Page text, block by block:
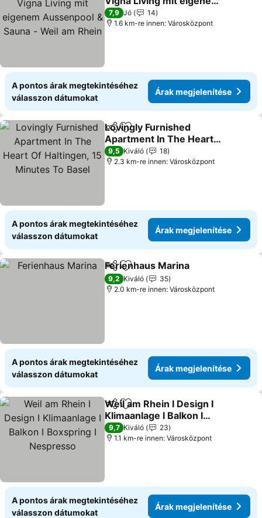
Aussenpool & Sauna -
Weil am Rhein
7,9 Jó
14
1.6 km-re innen: Városközpont
A pontos árak megtekintéséhez
válasszon dátumokat
Árak megjelenítése
Megosztás
Hozzáadás a kedvencekhez
Lovingly Furnished
Apartment In The Heart
Of Haltingen, 15 Minutes
To Basel
9,5 Kiváló
18
2.3 km-re innen: Városközpont
A pontos árak megtekintéséhez
válasszon dátumokat
Árak megjelenítése
Megosztás
Hozzáadás a kedvencekhez
Ferienhaus Marina
9,2 Kiváló
35
2.0 km-re innen: Városközpont
A pontos árak megtekintéséhez
válasszon dátumokat
Árak megjelenítése
Megosztás
Hozzáadás a kedvencekhez
Weil am Rhein I Design I
Klimaanlage I Balkon I
Boxspring I Nespresso
9,7 Kiváló
23
1.1 km-re innen: Városközpont
A pontos árak megtekintéséhez
válasszon dátumokat
Árak megjelenítése